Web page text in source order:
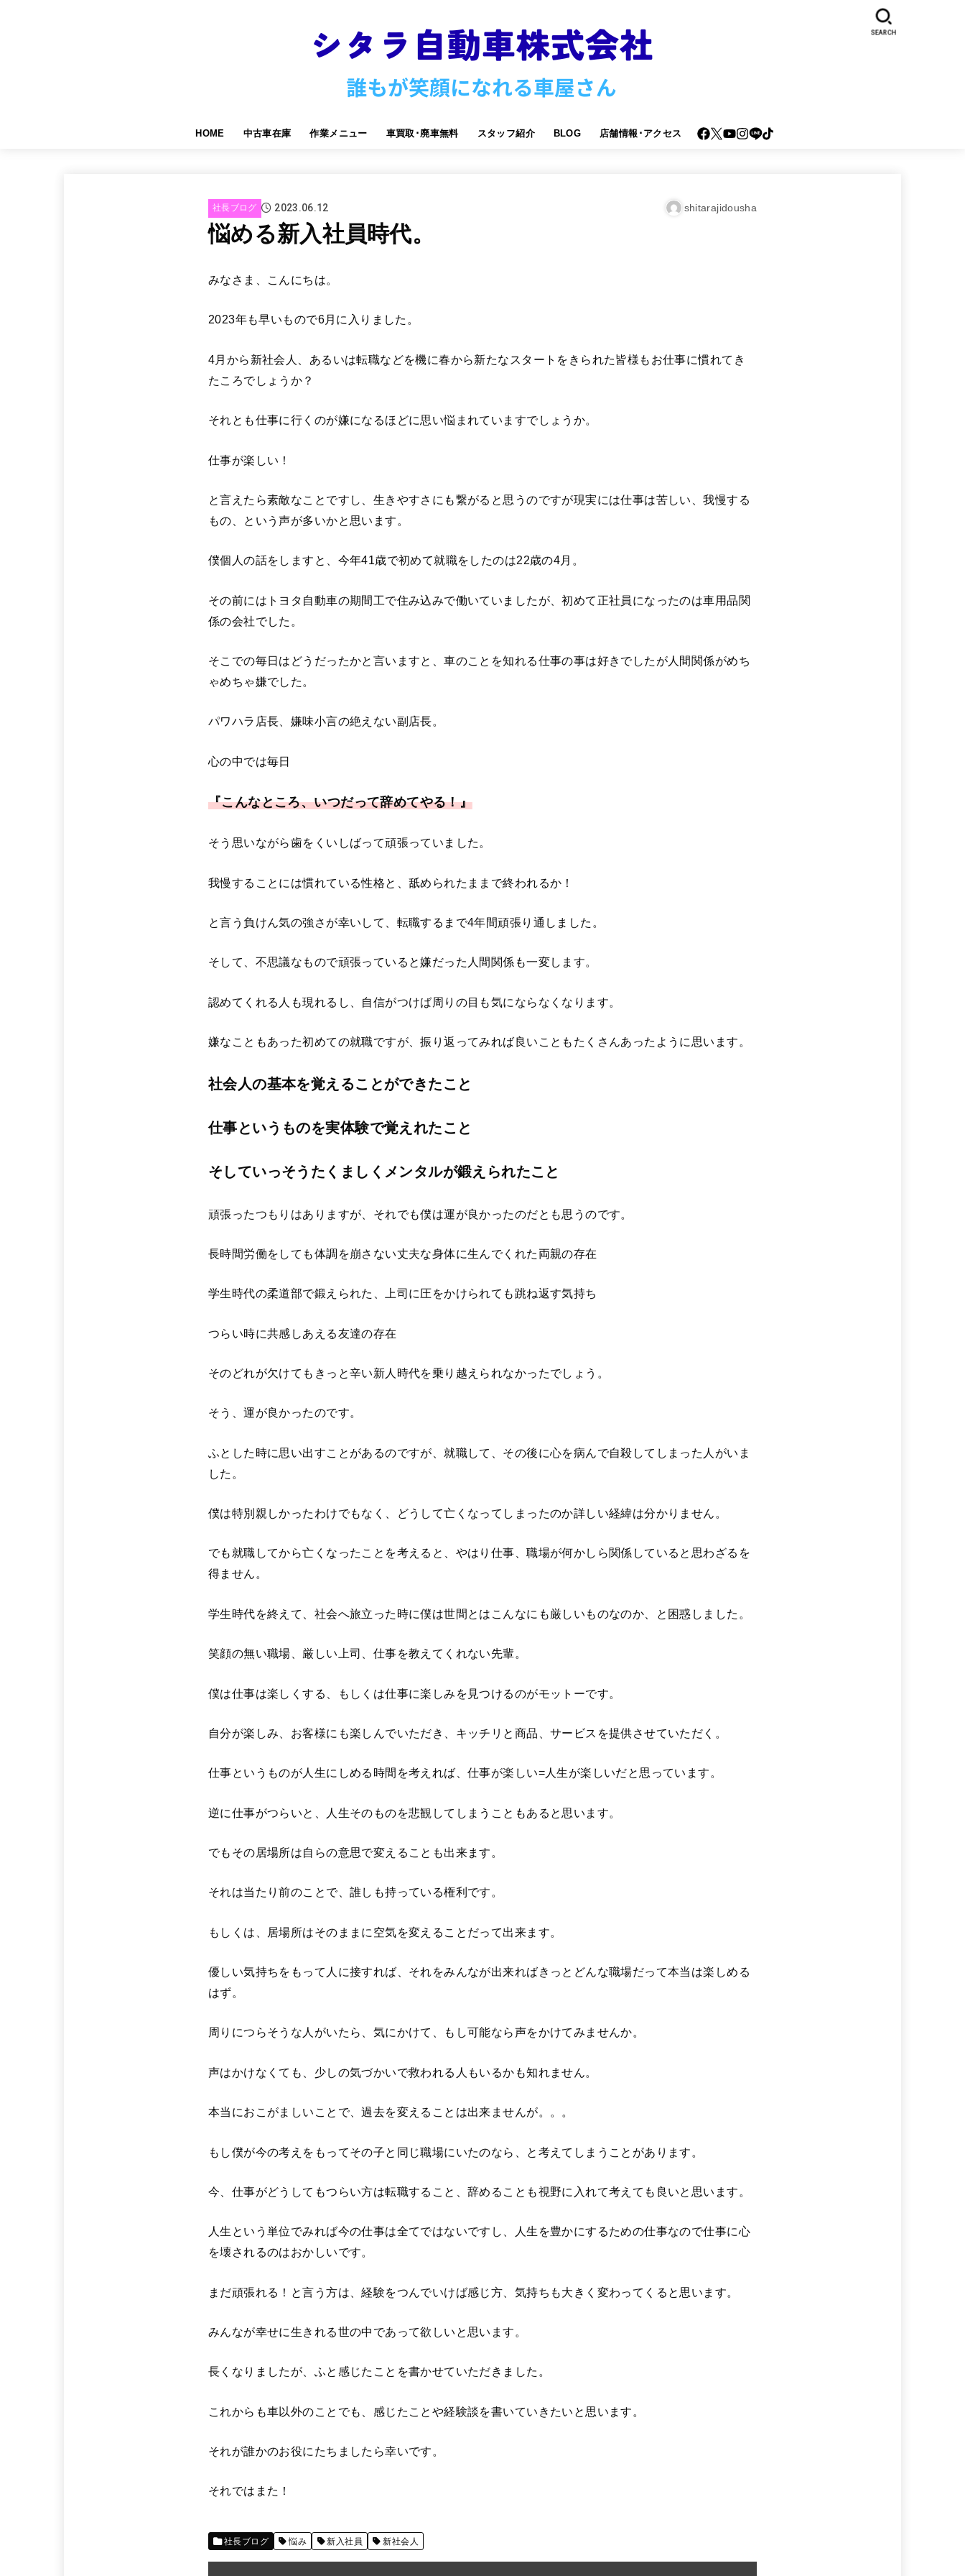
HOME 中古車在庫 作業メニュー 車買取･廃車無料 スタッフ紹介 BLOG 店舗情報･アクセス
SEARCH
社長ブログ 2023.06.12 shitarajidousha
悩める新入社員時代。
みなさま、こんにちは。
2023年も早いもので6月に入りました。
4月から新社会人、あるいは転職などを機に春から新たなスタートをきられた皆様もお仕事に慣れてき
たころでしょうか？
それとも仕事に行くのが嫌になるほどに思い悩まれていますでしょうか。
仕事が楽しい！
と言えたら素敵なことですし、生きやすさにも繋がると思うのですが現実には仕事は苦しい、我慢する
もの、という声が多いかと思います。
僕個人の話をしますと、今年41歳で初めて就職をしたのは22歳の4月。
その前にはトヨタ自動車の期間工で住み込みで働いていましたが、初めて正社員になったのは車用品関
係の会社でした。
そこでの毎日はどうだったかと言いますと、車のことを知れる仕事の事は好きでしたが人間関係がめち
ゃめちゃ嫌でした。
パワハラ店長、嫌味小言の絶えない副店長。
心の中では毎日
『こんなところ、いつだって辞めてやる！』
そう思いながら歯をくいしばって頑張っていました。
我慢することには慣れている性格と、舐められたままで終われるか！
と言う負けん気の強さが幸いして、転職するまで4年間頑張り通しました。
そして、不思議なもので頑張っていると嫌だった人間関係も一変します。
認めてくれる人も現れるし、自信がつけば周りの目も気にならなくなります。
嫌なこともあった初めての就職ですが、振り返ってみれば良いこともたくさんあったように思います。
社会人の基本を覚えることができたこと
仕事というものを実体験で覚えれたこと
そしていっそうたくましくメンタルが鍛えられたこと
頑張ったつもりはありますが、それでも僕は運が良かったのだとも思うのです。
長時間労働をしても体調を崩さない丈夫な身体に生んでくれた両親の存在
学生時代の柔道部で鍛えられた、上司に圧をかけられても跳ね返す気持ち
つらい時に共感しあえる友達の存在
そのどれが欠けてもきっと辛い新人時代を乗り越えられなかったでしょう。
そう、運が良かったのです。
ふとした時に思い出すことがあるのですが、就職して、その後に心を病んで自殺してしまった人がいま
した。
僕は特別親しかったわけでもなく、どうして亡くなってしまったのか詳しい経緯は分かりません。
でも就職してから亡くなったことを考えると、やはり仕事、職場が何かしら関係していると思わざるを
得ません。
学生時代を終えて、社会へ旅立った時に僕は世間とはこんなにも厳しいものなのか、と困惑しました。
笑顔の無い職場、厳しい上司、仕事を教えてくれない先輩。
僕は仕事は楽しくする、もしくは仕事に楽しみを見つけるのがモットーです。
自分が楽しみ、お客様にも楽しんでいただき、キッチリと商品、サービスを提供させていただく。
仕事というものが人生にしめる時間を考えれば、仕事が楽しい=人生が楽しいだと思っています。
逆に仕事がつらいと、人生そのものを悲観してしまうこともあると思います。
でもその居場所は自らの意思で変えることも出来ます。
それは当たり前のことで、誰しも持っている権利です。
もしくは、居場所はそのままに空気を変えることだって出来ます。
優しい気持ちをもって人に接すれば、それをみんなが出来ればきっとどんな職場だって本当は楽しめる
はず。
周りにつらそうな人がいたら、気にかけて、もし可能なら声をかけてみませんか。
声はかけなくても、少しの気づかいで救われる人もいるかも知れません。
本当におこがましいことで、過去を変えることは出来ませんが。。。
もし僕が今の考えをもってその子と同じ職場にいたのなら、と考えてしまうことがあります。
今、仕事がどうしてもつらい方は転職すること、辞めることも視野に入れて考えても良いと思います。
人生という単位でみれば今の仕事は全てではないですし、人生を豊かにするための仕事なので仕事に心
を壊されるのはおかしいです。
まだ頑張れる！と言う方は、経験をつんでいけば感じ方、気持ちも大きく変わってくると思います。
みんなが幸せに生きれる世の中であって欲しいと思います。
長くなりましたが、ふと感じたことを書かせていただきました。
これからも車以外のことでも、感じたことや経験談を書いていきたいと思います。
それが誰かのお役にたちましたら幸いです。
それではまた！
社長ブログ 悩み 新入社員 新社会人